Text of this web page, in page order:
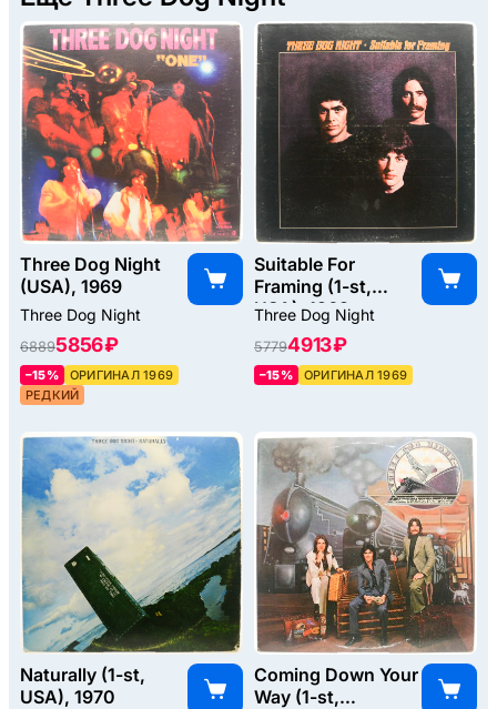
Three Dog Night
(USA), 1969
Three Dog Night
68895856 ₽
–15%
ОРИГИНАЛ 1969
РЕДКИЙ
Suitable For
Framing (1-st,
USA), 1969
Three Dog Night
57794913 ₽
–15% ОРИГИНАЛ 1969
Naturally (1-st,
USA), 1970
Coming Down Your
Way (1-st,